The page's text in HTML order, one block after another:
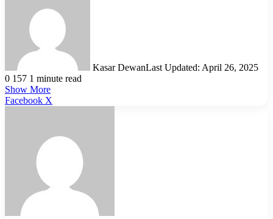
Kasar DewanLast Updated: April 26, 2025
0 157 1 minute read
Show More
Facebook X